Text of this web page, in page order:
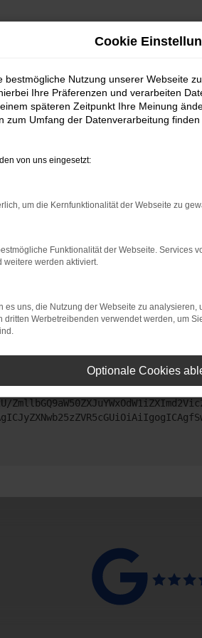
bestimmter Seiten verhindern.
dem neuesten Stand sind.
kann auch dazu führen, dass
uns bitte. Wir werden
Cookie
bestmögliche Nutzung unserer Webseite
Ihre Präferenzen und verarbeiten
späteren Zeitpunkt Ihre Meinung
zum Umfang der Datenverarbeitung finden
von uns eingesetzt:
um die Kernfunktionalität der Webseite zu
Funktionalität der Webseite. Services
weitere werden aktiviert.
es uns, die Nutzung der Webseite zu
dritten Werbetreibenden verwendet werden, um
Optionale Cookies